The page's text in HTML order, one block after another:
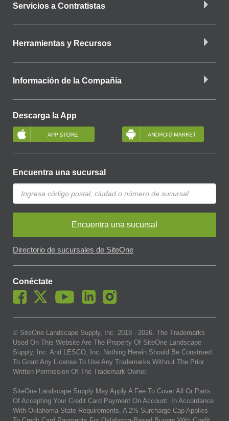
Servicios a Contratistas
Herramientas y Recursos
Información de la Compañía
Descarga la App
Encuentra una sucursal
Encuentra una sucursal
Directorio de sucursales de SiteOne
Conéctate
© SiteOne Landscape Supply, Inc. 2018 - 2026 . The Trademarks
Used On This Website Are The Property Of SiteOne Landscape
Supply, Inc. And LESCO, Inc. Nothing Herein Should Be Construed
To Grant Any License To Use Any Trademarks Without The Prior
Written Permission Of The Trademark Owner.
SiteOne Landscape Supply May Apply A Fee To Cover All Or Parts
Of Accepting Your Credit Card Payment On Account. In Accordance
With Oklahoma State Requirements, A 2% Surcharge Cap Applies